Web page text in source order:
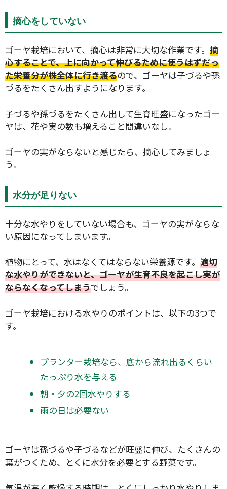
摘心をしていない
ゴーヤ栽培において、摘心は非常に大切な作業です。 摘
心することで、上に向かって伸びるために使うはずだっ
た栄養分が株全体に行き渡るので、ゴーヤは子づるや孫
づるをたくさん出すようになります。
子づるや孫づるをたくさん出して生育旺盛になったゴー
ヤは、花や実の数も増えること間違いなし。
ゴーヤの実がならないと感じたら、摘心してみましょ
う。
水分が足りない
十分な水やりをしていない場合も、ゴーヤの実がならな
い原因になってしまいます。
植物にとって、水はなくてはならない栄養源です。 適切
な水やりができないと、ゴーヤが生育不良を起こし実が
ならなくなってしまうでしょう。
ゴーヤ栽培における水やりのポイントは、以下の3つで
す。
プランター栽培なら、底から流れ出るくらい
たっぷり水を与える
朝・夕の2回水やりする
雨の日は必要ない
ゴーヤは孫づるや子づるなどが旺盛に伸び、たくさんの
葉がつくため、とくに水分を必要とする野菜です。